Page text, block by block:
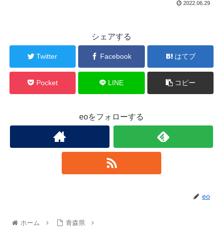
2022.06.29
シェアする
Twitter Facebook はてブ
Pocket LINE コピー
eoをフォローする
eo
ホーム 青森県